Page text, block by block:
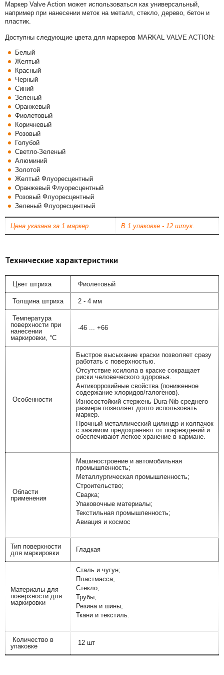
Маркер Valve Action может использоваться как универсальный,
например при нанесении меток на металл, стекло, дерево, бетон и
пластик.
Доступны следующие цвета для маркеров MARKAL VALVE ACTION:
Белый
Желтый
Красный
Черный
Синий
Зеленый
Оранжевый
Фиолетовый
Коричневый
Розовый
Голубой
Светло-Зеленый
Алюминий
Золотой
Желтый Флуоресцентный
Оранжевый Флуоресцентный
Розовый Флуоресцентный
Зеленый Флуоресцентный
Цена указана за 1 маркер. В 1 упаковке - 12 штук.
Технические характеристики
Цвет штриха Фиолетовый
Толщина штриха 2 - 4 мм
Температура
поверхности при
нанесении
маркировки, °С
-46 ... +66
Особенности
Быстрое высыхание краски позволяет сразу
работать с поверхностью.
Отсутствие ксилола в краске сокращает
риски человеческого здоровья.
Антикоррозийные свойства (пониженное
содержание хлоридов/галогенов).
Износостойкий стержень Dura-Nib среднего
размера позволяет долго использовать
маркер.
Прочный металлический цилиндр и колпачок
с зажимом предохраняют от повреждений и
обеспечивают легкое хранение в кармане.
Области
применения
Машиностроение и автомобильная
промышленность;
Металлургическая промышленность;
Строительство;
Сварка;
Упаковочные материалы;
Текстильная промышленность;
Авиация и космос
Тип поверхности
для маркировки
Гладкая
Материалы для
поверхности для
маркировки
Сталь и чугун;
Пластмасса;
Стекло;
Трубы;
Резина и шины;
Ткани и текстиль.
Количество в
упаковке
12 шт